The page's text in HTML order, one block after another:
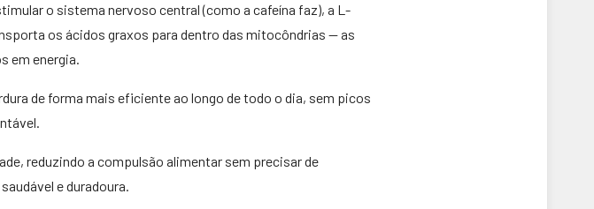
o sistema nervoso central (como a cafeína faz), a L-
os ácidos graxos para dentro das mitocôndrias — as
em energia.
de forma mais eficiente ao longo de todo o dia, sem picos
reduzindo a compulsão alimentar sem precisar de
e duradoura.